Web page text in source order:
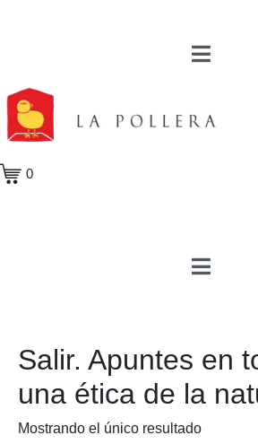
0
Salir. Apuntes en
una ética de la
Mostrando el único resultado